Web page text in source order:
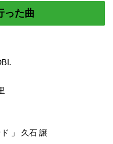
った曲
」 久石 譲